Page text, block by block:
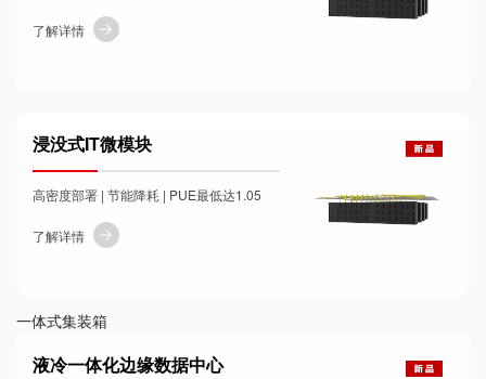
了解详情
浸没式IT微模块
高密度部署 | 节能降耗 | PUE最低达1.05
了解详情
一体式集装箱
液冷一体化边缘数据中心